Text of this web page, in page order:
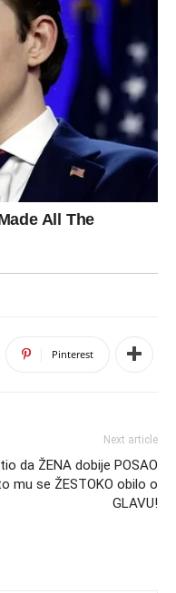
Pinterest
Next article
da ŽENA dobije POSAO
mu se ŽESTOKO obilo o
GLAVU!